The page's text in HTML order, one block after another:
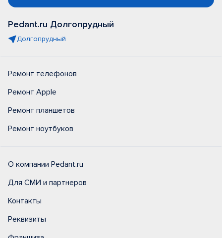
Pedant.ru Долгопрудный
Долгопрудный
Ремонт телефонов
Ремонт Apple
Ремонт планшетов
Ремонт ноутбуков
О компании Pedant.ru
Для СМИ и партнеров
Контакты
Реквизиты